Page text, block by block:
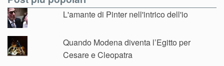
L'amante di Pinter nell'intrico dell'io
Quando Modena diventa l’Egitto per
Cesare e Cleopatra